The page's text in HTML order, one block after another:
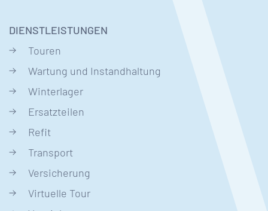
DIENSTLEISTUNGEN
Touren
Wartung und Instandhaltung
Winterlager
Ersatzteilen
Refit
Transport
Versicherung
Virtuelle Tour